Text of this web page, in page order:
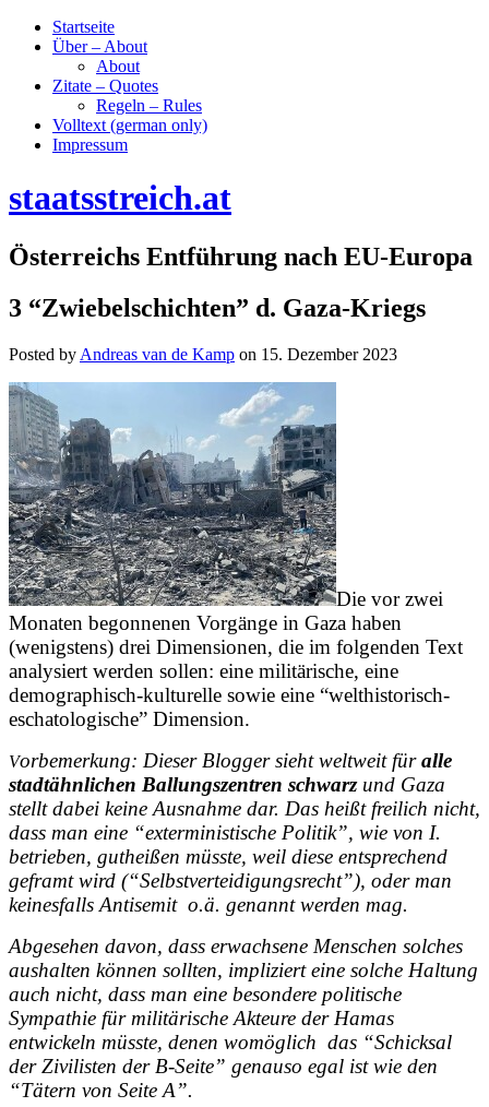
Startseite
Über – About
About
Zitate – Quotes
Regeln – Rules
Volltext (german only)
Impressum
staatsstreich.at
Österreichs Entführung nach EU-Europa
3 “Zwiebelschichten” d. Gaza-Kriegs
Posted by Andreas van de Kamp on 15. Dezember 2023
Die vor zwei
Monaten begonnenen Vorgänge in Gaza haben
(wenigstens) drei Dimensionen, die im folgenden Text
analysiert werden sollen: eine militärische, eine
demographisch-kulturelle sowie eine “welthistorisch-
eschatologische” Dimension.
Vorbemerkung: Dieser Bloggersieht weltweit füralle
stadtähnlichen Ballungszentren schwarz und Gaza
stellt dabei keine Ausnahme dar. Das heißt freilich nicht,
dass man eine “exterministische Politik”, wie von I.
betrieben, gutheißen müsste, weil diese entsprechend
geframt wird (“Selbstverteidigungsrecht”), oder man
keinesfalls Antisemit o.ä. genannt werden mag.
Abgesehen davon, dass erwachsene Menschen solches
aushalten können sollten, impliziert eine solche Haltung
auch nicht, dass man eine besondere politische
Sympathie für militärische Akteure der Hamas
entwickeln müsste, denen womöglich das “Schicksal
der Zivilisten der B-Seite” genauso egal ist wie den
“Tätern von Seite A”.